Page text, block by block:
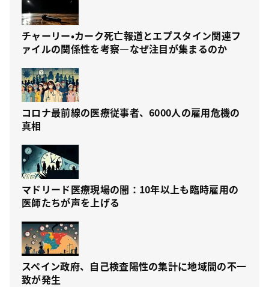
チャーリー・カーク死亡報道とエプスタイン関連フ
ァイルの関係性を考察—なぜ注目が集まるのか
コロナ最前線の医療従事者、6000人の雇用危機の
真相
マドリード医療現場の闇：10年以上も臨時雇用の
医師たちが声を上げる
スペイン政府、自己検査陽性の集計に地域間の不一
致が発生